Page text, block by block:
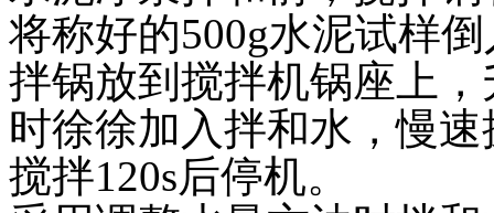
将称好的500g水泥试样
拌锅放到搅拌机锅座上
时徐徐加入拌和水，慢
搅拌120s后停机。